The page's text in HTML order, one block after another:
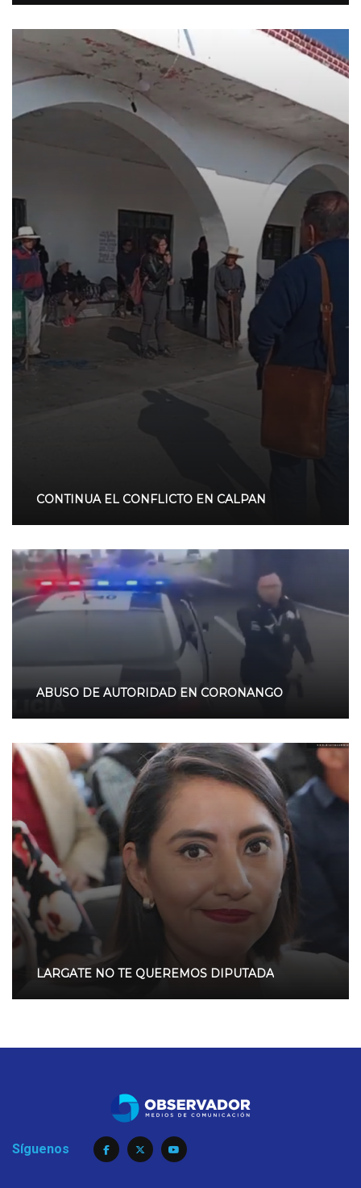
CONTINUA EL CONFLICTO EN CALPAN
ABUSO DE AUTORIDAD EN CORONANGO
LARGATE NO TE QUEREMOS DIPUTADA
Síguenos